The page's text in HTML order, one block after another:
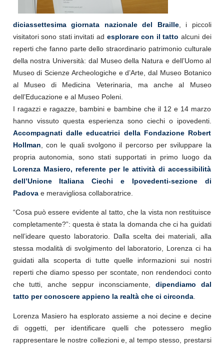
diciassettesima giornata nazionale del Braille, i piccoli
visitatori sono stati invitati ad esplorare con il tatto alcuni dei
reperti che fanno parte dello straordinario patrimonio culturale
della nostra Università: dal Museo della Natura e dell’Uomo al
Museo di Scienze Archeologiche e d’Arte, dal Museo Botanico
al Museo di Medicina Veterinaria, ma anche al Museo
dell’Educazione e al Museo Poleni.
I ragazzi e ragazze, bambini e bambine che il 12 e 14 marzo
hanno vissuto questa esperienza sono ciechi o ipovedenti.
Accompagnati dalle educatrici della Fondazione Robert
Hollman , con le quali svolgono il percorso per sviluppare la
propria autonomia, sono stati supportati in primo luogo da
Lorenza Masiero, referente per le attività di accessibilità
dell’Unione Italiana Ciechi e Ipovedenti-sezione di
Padovae meravigliosa collaboratrice.
“Cosa può essere evidente al tatto, che la vista non restituisce
completamente?”: questa è stata la domanda che ci ha guidati
nell’ideare questo laboratorio. Dalla scelta dei materiali, alla
stessa modalità di svolgimento del laboratorio, Lorenza ci ha
guidati alla scoperta di tutte quelle informazioni sui nostri
reperti che diamo spesso per scontate, non rendendoci conto
che tutti, anche seppur inconsciamente, dipendiamo dal
tatto per conoscere appieno la realtà che ci circonda.
Lorenza Masiero ha esplorato assieme a noi decine e decine
di oggetti, per identificare quelli che potessero meglio
rappresentare le nostre collezioni e, al tempo stesso, prestarsi